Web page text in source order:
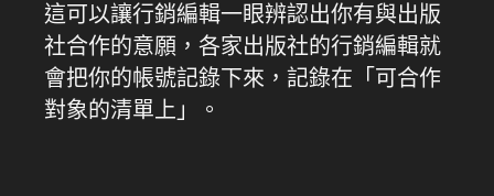
這可以讓行銷編輯一眼辨認出你有與出版
社合作的意願，各家出版社的行銷編輯就
會把你的帳號記錄下來，記錄在「可合作
對象的清單上」。